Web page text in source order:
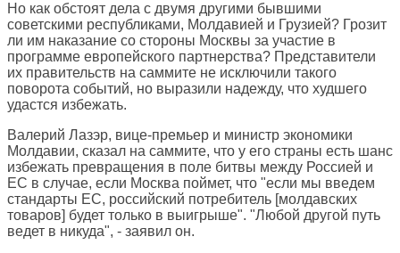
Но как обстоят дела с двумя другими бывшими
советскими республиками, Молдавией и Грузией? Грозит
ли им наказание со стороны Москвы за участие в
программе европейского партнерства? Представители
их правительств на саммите не исключили такого
поворота событий, но выразили надежду, что худшего
удастся избежать.
Валерий Лазэр, вице-премьер и министр экономики
Молдавии, сказал на саммите, что у его страны есть шанс
избежать превращения в поле битвы между Россией и
ЕС в случае, если Москва поймет, что "если мы введем
стандарты ЕС, российский потребитель [молдавских
товаров] будет только в выигрыше". "Любой другой путь
ведет в никуда", - заявил он.